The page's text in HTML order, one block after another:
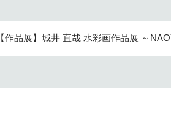
【作品展】城井 直哉 水彩画作品展 ～